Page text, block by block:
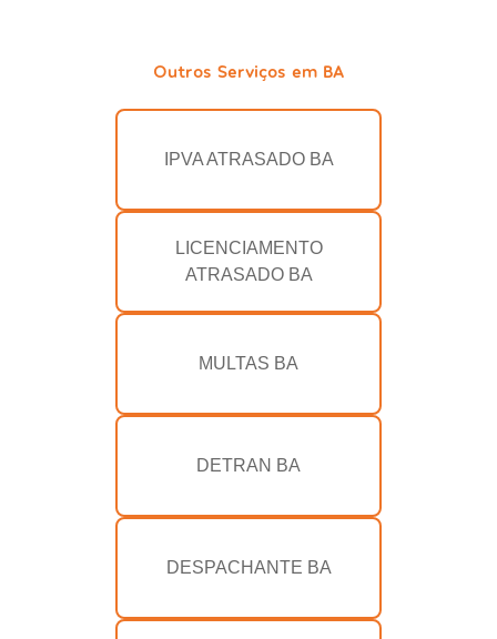
Outros Serviços em BA
IPVA ATRASADO BA
LICENCIAMENTO
ATRASADO BA
MULTAS BA
DETRAN BA
DESPACHANTE BA